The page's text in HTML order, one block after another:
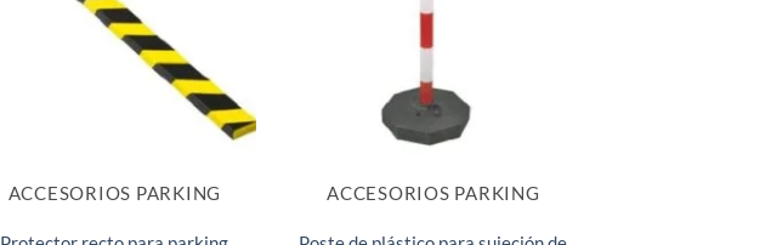
ACCESORIOS PARKING ACCESORIOS PARKING